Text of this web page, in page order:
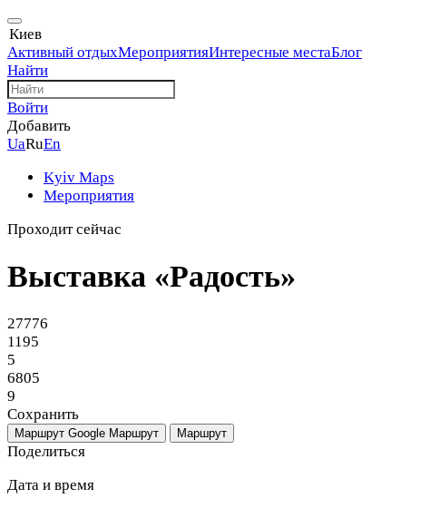
Киев
Активный отдыхМероприятияИнтересные местаБлог
Найти
Войти
Добавить
UaRuEn
Kyiv Maps
Мероприятия
Проходит сейчас
Выставка «Радость»
27776
1195
5
6805
9
Сохранить
Маршрут Google Маршрут Маршрут
Поделиться
Дата и время